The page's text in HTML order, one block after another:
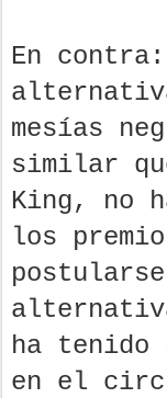
En
mesías
similar
King, no
los
ha tenido
en el